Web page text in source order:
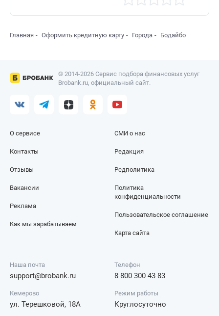
Главная Оформить кредитную карту Города Бодайбо
© 2014-2026 Сервис подбора финансовых услуг
Brobank.ru, официальный сайт.
О сервисе
Контакты
Отзывы
СМИ о нас
Редакция
Редполитика
Вакансии
Реклама
Как мы зарабатываем
Политика
конфиденциальности
Пользовательское соглашение
Карта сайта
Наша почта
support@brobank.ru
Телефон
8 800 300 43 83
Кемерово
ул. Терешковой, 18А
Режим работы
Круглосуточно